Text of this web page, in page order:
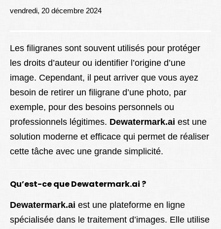
Better Health
vendredi, 20 décembre 2024
Les filigranes sont souvent utilisés pour protéger
les droits d’auteur ou identifier l’origine d’une
image. Cependant, il peut arriver que vous ayez
besoin de retirer un filigrane d’une photo, par
exemple, pour des besoins personnels ou
professionnels légitimes. Dewatermark.ai est une
solution moderne et efficace qui permet de réaliser
cette tâche avec une grande simplicité.
Qu’est-ce que Dewatermark.ai ?
Dewatermark.ai est une plateforme en ligne
spécialisée dans le traitement d’images. Elle utilise